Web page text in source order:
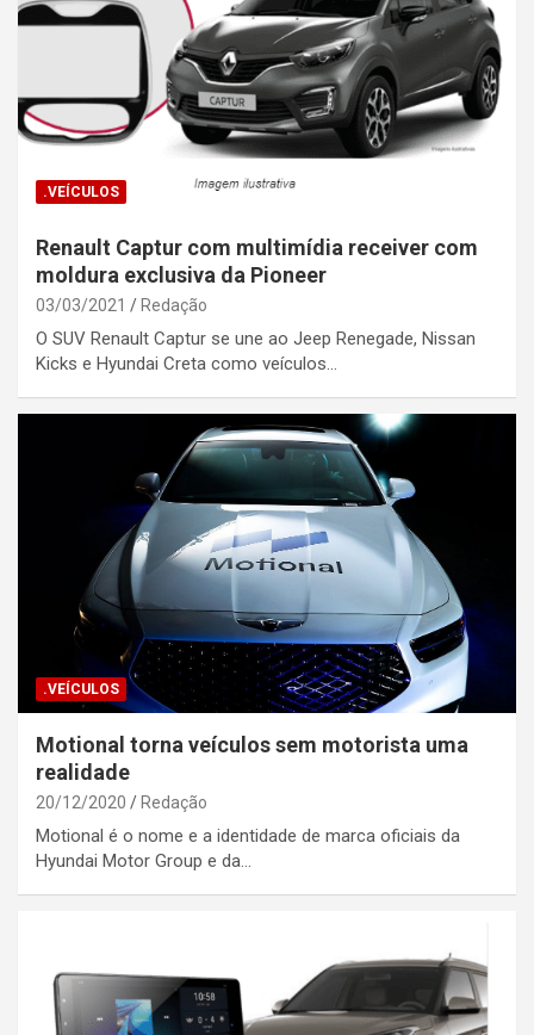
.VEÍCULOS
Renault Captur com multimídia receiver com
moldura exclusiva da Pioneer
03/03/2021 Redação
O SUV Renault Captur se une ao Jeep Renegade, Nissan
Kicks e Hyundai Creta como veículos…
.VEÍCULOS
Motional torna veículos sem motorista uma
realidade
20/12/2020 Redação
Motional é o nome e a identidade de marca oficiais da
Hyundai Motor Group e da…